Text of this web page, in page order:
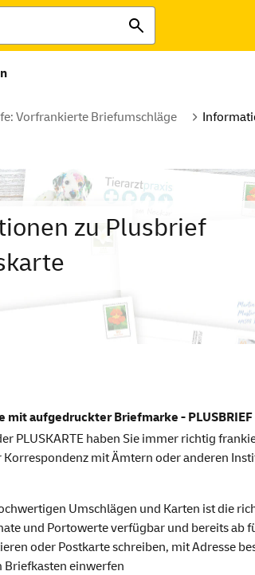
Vorfrankierte Briefumschläge
zu Plusbrief
aufgedruckter Briefmarke - PLUSBRIEF
PLUSKARTE haben Sie immer richtig
Korrespondenz mit Ämtern oder anderen
Umschlägen und Karten ist die
und Portowerte verfügbar und bereits ab
oder Postkarte schreiben, mit Adresse
Briefkasten einwerfen